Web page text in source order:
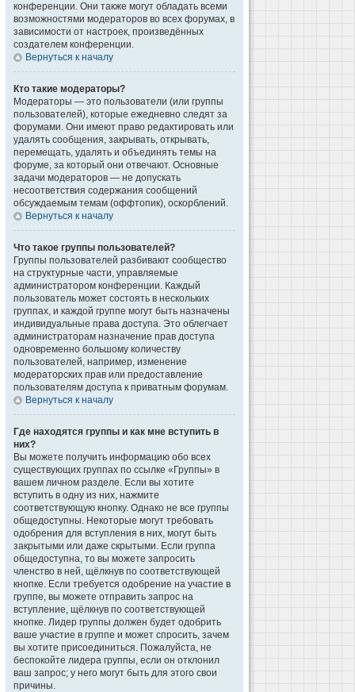
конференции. Они также могут обладать всеми
возможностями модераторов во всех форумах, в
зависимости от настроек, произведённых
создателем конференции.
Вернуться к началу
Кто такие модераторы?
Модераторы — это пользователи (или группы
пользователей), которые ежедневно следят за
форумами. Они имеют право редактировать или
удалять сообщения, закрывать, открывать,
перемещать, удалять и объединять темы на
форуме, за который они отвечают. Основные
задачи модераторов — не допускать
несоответствия содержания сообщений
обсуждаемым темам (оффтопик), оскорблений.
Вернуться к началу
Что такое группы пользователей?
Группы пользователей разбивают сообщество
на структурные части, управляемые
администратором конференции. Каждый
пользователь может состоять в нескольких
группах, и каждой группе могут быть назначены
индивидуальные права доступа. Это облегчает
администраторам назначение прав доступа
одновременно большому количеству
пользователей, например, изменение
модераторских прав или предоставление
пользователям доступа к приватным форумам.
Вернуться к началу
Где находятся группы и как мне вступить в
них?
Вы можете получить информацию обо всех
существующих группах по ссылке «Группы» в
вашем личном разделе. Если вы хотите
вступить в одну из них, нажмите
соответствующую кнопку. Однако не все группы
общедоступны. Некоторые могут требовать
одобрения для вступления в них, могут быть
закрытыми или даже скрытыми. Если группа
общедоступна, то вы можете запросить
членство в ней, щёлкнув по соответствующей
кнопке. Если требуется одобрение на участие в
группе, вы можете отправить запрос на
вступление, щёлкнув по соответствующей
кнопке. Лидер группы должен будет одобрить
ваше участие в группе и может спросить, зачем
вы хотите присоединиться. Пожалуйста, не
беспокойте лидера группы, если он отклонил
ваш запрос; у него могут быть для этого свои
причины.